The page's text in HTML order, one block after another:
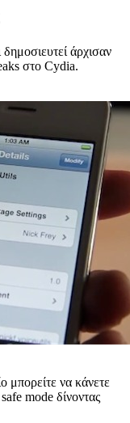
άρχισαν
στο Cydia.
μπορείτε να κάνετε
mode δίνοντας